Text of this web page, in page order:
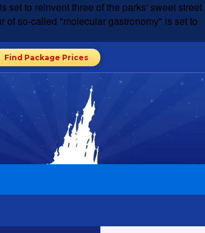
set to reinvent three of the parks' sweet street
of so-called "molecular gastronomy" is set to
Find Package Prices